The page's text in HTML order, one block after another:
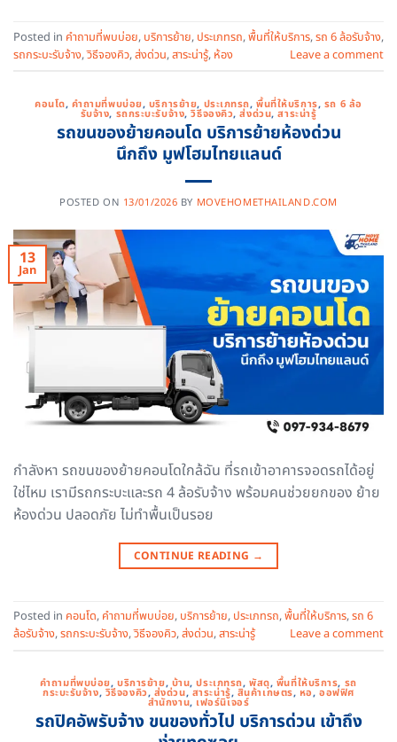
Posted in คำถามที่พบบ่อย, บริการย้าย, ประเภทรถ,พื้นที่ให้บริการ,รถ 6 ล้อรับจ้าง,
รถกระบะรับจ้าง,วิธีจองคิว,ส่งด่วน,สาระน่ารู้, ห้อง Leave a comment
คอนโด,คำถามที่พบบ่อย, บริการย้าย, ประเภทรถ,พื้นที่ให้บริการ, รถ 6 ล้อ
รับจ้าง, รถกระบะรับจ้าง,วิธีจองคิว,ส่งด่วน,สาระน่ารู้
รถขนของย้ายคอนโด บริการย้ายห้องด่วน
นึกถึง มูฟโฮมไทยแลนด์
POSTED ON 13/01/2026 BY MOVEHOMETHAILAND.COM
13
Jan
กำลังหา รถขนของย้ายคอนโดใกล้ฉัน ที่รถเข้าอาคารจอดรถได้อยู่
ใช่ไหม เรามีรถกระบะและรถ 4 ล้อรับจ้าง พร้อมคนช่วยยกของ ย้าย
ห้องด่วน ปลอดภัย ไม่ทำพื้นเป็นรอย
CONTINUE READING →
Posted in คอนโด, คำถามที่พบบ่อย, บริการย้าย, ประเภทรถ,พื้นที่ให้บริการ,รถ 6
ล้อรับจ้าง,รถกระบะรับจ้าง,วิธีจองคิว,ส่งด่วน,สาระน่ารู้ Leave a comment
คำถามที่พบบ่อย,บริการย้าย, บ้าน,ประเภทรถ,พัสดุ, พื้นที่ให้บริการ, รถ
กระบะรับจ้าง, วิธีจองคิว, ส่งด่วน,สาระน่ารู้, สินค้าเกษตร, หอ,ออฟฟิศ
สำนักงาน, เฟอร์นิเจอร์
รถปิคอัพรับจ้าง ขนของทั่วไป บริการด่วน เข้าถึง